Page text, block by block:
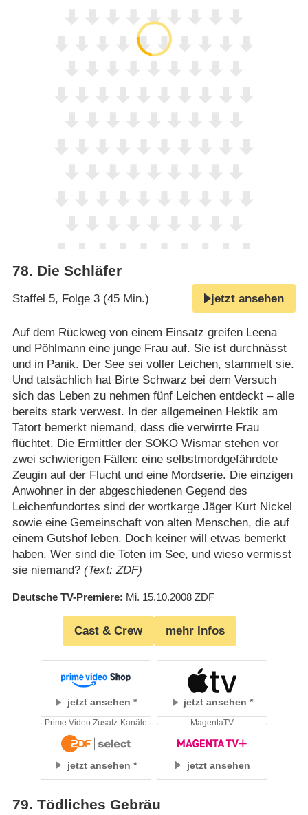
78. Die Schläfer
Staffel 5, Folge 3 (45 Min.) jetzt ansehen
Auf dem Rückweg von einem Einsatz greifen Leena
und Pöhlmann eine junge Frau auf. Sie ist durchnässt
und in Panik. Der See sei voller Leichen, stammelt sie.
Und tatsächlich hat Birte Schwarz bei dem Versuch
sich das Leben zu nehmen fünf Leichen entdeckt – alle
bereits stark verwest. In der allgemeinen Hektik am
Tatort bemerkt niemand, dass die verwirrte Frau
flüchtet. Die Ermittler der SOKO Wismar stehen vor
zwei schwierigen Fällen: eine selbstmordgefährdete
Zeugin auf der Flucht und eine Mordserie. Die einzigen
Anwohner in der abgeschiedenen Gegend des
Leichenfundortes sind der wortkarge Jäger Kurt Nickel
sowie eine Gemeinschaft von alten Menschen, die auf
einem Gutshof leben. Doch keiner will etwas bemerkt
haben. Wer sind die Toten im See, und wieso vermisst
sie niemand? (Text: ZDF)
Deutsche TV-Premiere Mi. 15.10.2008 ZDF
Cast & Crew mehr Infos
jetzt ansehen jetzt ansehen
jetzt ansehen
Prime Video Zusatz-Kanäle
jetzt ansehen
MagentaTV
79. Tödliches Gebräu